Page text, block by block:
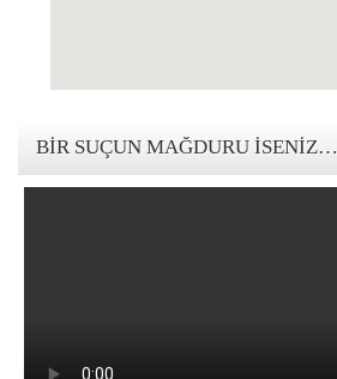
BIR SUÇUN MAĞDURU İSENIZ…